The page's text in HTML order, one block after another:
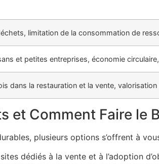
limitation de la consommation de
et petites entreprises, économie
dans la restauration et la vente,
et Comment Faire le
plusieurs options s’offrent à
dédiés à la vente et à l’adoption